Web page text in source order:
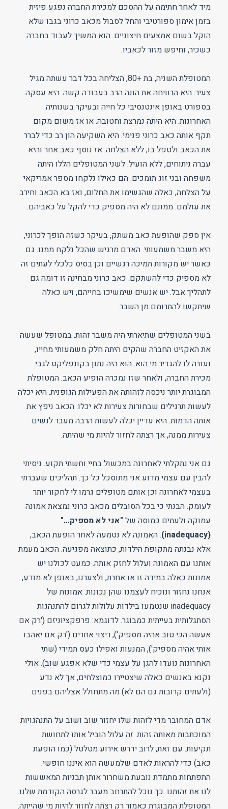
מיד לאחר חתימה על ההסכם למכירת החברה נפגע פיזית
בזמן אימון ספורטיבי והחל לסבול מכאב כרוני בגבו שלא
הוקל בשום אמצעים חיצוניים. הוא המשיך לעבוד בחברה
כשכיר, וחיפש מזור לכאביו.
המטופלת השניה, בת +80, הצליחה בכל דבר עשתה מגיל
צעיר. היא הרוויחה את הונה הרב בעבודה קשה. היא עסקה
בספורט באופן אינטנסיבי כל חייה ובעיקר בשנותיה
האחרונות. היא היתה נמרצת וחטובה. או אז משום מקום
תקף אותה כאב כרוני פנימי. היא השקיעה הון רב כדי לברר
את הכאב ולטפל בו, ללא הצלחה. אז נוסף כאב אחר והיא
עברה ניתוחים, ללא הועיל. לשני המטופלים הללו היתה
משפחה ובני זוג תומכים. הם כאילו נלקחו מספר אמריקאי
על הצלחה, כאלה שהגשימו את החלום, ואז בא הכאב וחירב
את עולמם. ממונם לא היה מספיק כדי להקל על כאביהם.
אין ספק שהופעת כאב משתק, בעיקר כשזה הופך לכרוני,
היא משבר משמעותי. האדם מרגיש שהכל נלקח ממנו. גם
כאשר יש מקורות תמיכה רגשיים וכן בסיס כלכלי לעתים זה
לא מספיק כדי להשתקם. כאב כרוני מבחינה זו דומה גם
לתהליך אבל. יש אנשים שימשיכו בחייהם, ויש כאלה
שיתקשו להתרומם מן השבר.
בשני המטופלים שתיארתי היה משבר זהות. במטופל שעשה
את האקזיט החברה שהקים היתה חלק משמעותי מחייו,
ועזרה לו להגדיר מי הוא. הוא היה נתון בקונפליקט לגבי
מכירת החברה, ולאחר שזו נמכרה הופיע הכאב. המטופלת
המבוגרת יותר ניכסה לזהותה את הפעילות הגופנית. היא יכלה
לעשות תרגילים שבחורות צעירות לא יכלו. הכאב ניפץ את
אותה הדמות. היא עדיין יכלה לעשות הרבה מעבר לנשים
צעירות ממנה, אך רצתה לחזור להיות מי שהיתה.
גם אני נתקלתי לאחרונה במכשול בחיי וחשתי תקוע. ניסיתי
להבין עם עצמי מדוע אני מתוסכל כל כך. תהליכים שעברתי
בעצמי לאחרונה וכן אותם מטופלים גרמו לי לחקור יותר
לעומק. הבנתי כי בכל הסובלים מכאב כרוני נמצאת אמונה
עמוקה ולעתים כמוסה של "אני לא מספיק…"
(inadequacy)
. האמונה לא נטמעה לאחר הופעת הכאב,
אלא נבנתה מתקופת הילדות, כתוצאה מפגיעה. הכאב מעמת
אותנו עם האמונה ועלול לחזק אותה. כמעט לכולנו יש
אמונות כאלה במידה זו או אחרת, ולצערנו, באופן לא מודע,
אנחנו נחזור ונוכיח לעצמנו שהן נכונות. אמונות של
inadequacy שנטמעו בילדות עלולות לגרום להתנהגות
הסתגלותית בעייתית כמבוגר. לדוגמא: פרפקציוניזם ('רק אם
אעשה הכי טוב אהיה מספיק'), ריצוי אחרים ('רק אם יאהבו
אותי אהיה מספיק'), המנעות ואפילו כעס תמידי (שתי
האחרונות נועדו להגן על עצמי כדי שלא אפגע שוב). אולי
נקנא באנשים כאלה שיצטיירו כמוצלחים, אך לא נדע
(ולעתים קרובות גם הם לא) מה מתחולל אצליהם בפנים.
אדם המחובר מדי לזהות שלו יחזור שוב ושוב על התנהגויות
המוכתבות מאותה זהות. זה עלול הוביל אותו לתחושת
תקיעות. עם זאת, לרוב ידרש אירוע מטלטל (כמו הופעת
כאב) כדי להראות לאדם שלמעשה הוא איננו חופשי.
התפתחות מתמדת נובעת משחרור אותן תבניות המאששות
לנו את זהותנו. כך נוכל להתרחב מעבר לגרסה הקודמת שלנו.
המטופלת המבוגרת כאמור רק רצתה לחזור להיות מי שהייתה.